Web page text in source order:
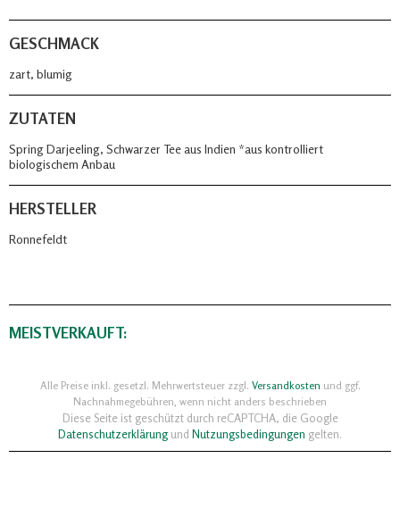
GESCHMACK
zart, blumig
ZUTATEN
Spring Darjeeling, Schwarzer Tee aus Indien *aus kontrolliert
biologischem Anbau
HERSTELLER
Ronnefeldt
MEISTVERKAUFT:
Alle Preise inkl. gesetzl. Mehrwertsteuer zzgl. Versandkosten und ggf.
Nachnahmegebühren, wenn nicht anders beschrieben
Diese Seite ist geschützt durch reCAPTCHA, die Google
Datenschutzerklärungund Nutzungsbedingungen gelten.